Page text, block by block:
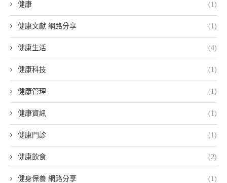
健康 (1)
健康文獻 網路分享 (1)
健康生活 (4)
健康科技 (1)
健康管理 (1)
健康資訊 (1)
健康門診 (1)
健康飲食 (2)
健身保養 網路分享 (1)